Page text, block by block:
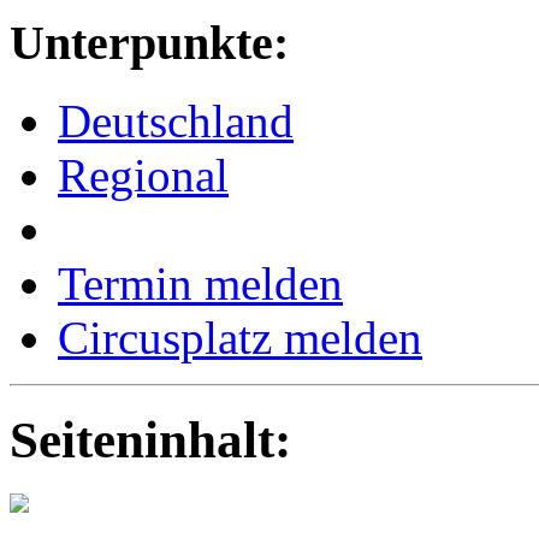
Unterpunkte:
Deutschland
Regional
Termin melden
Circusplatz melden
Seiteninhalt: